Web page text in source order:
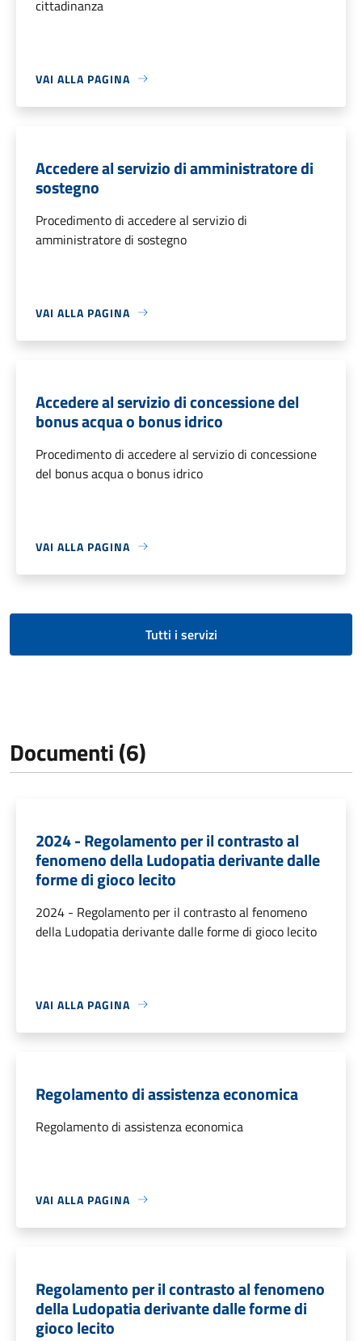
cittadinanza
VAI ALLA PAGINA
Accedere al servizio di amministratore di
sostegno
Procedimento di accedere al servizio di
amministratore di sostegno
VAI ALLA PAGINA
Accedere al servizio di concessione del
bonus acqua o bonus idrico
Procedimento di accedere al servizio di concessione
del bonus acqua o bonus idrico
VAI ALLA PAGINA
Tutti i servizi
Documenti (6)
2024 - Regolamento per il contrasto al
fenomeno della Ludopatia derivante dalle
forme di gioco lecito
2024 - Regolamento per il contrasto al fenomeno
della Ludopatia derivante dalle forme di gioco lecito
VAI ALLA PAGINA
Regolamento di assistenza economica
Regolamento di assistenza economica
VAI ALLA PAGINA
Regolamento per il contrasto al fenomeno
della Ludopatia derivante dalle forme di
gioco lecito